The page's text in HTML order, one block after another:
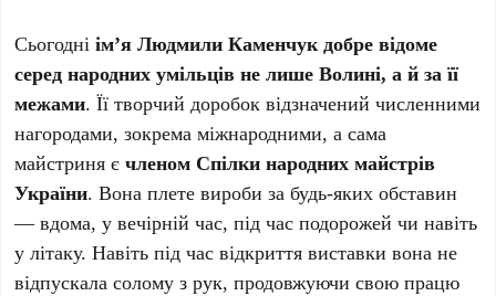
Сьогодніім’я Людмили Каменчук добре відоме
серед народних умільців не лише Волині, а й за її
межами. Її творчий доробок відзначений численними
нагородами, зокрема міжнародними, а сама
майстриня єчленом Спілки народних майстрів
України. Вона плете вироби за будь-яких обставин
— вдома, у вечірній час, під час подорожей чи навіть
у літаку. Навіть під час відкриття виставки вона не
відпускала солому з рук, продовжуючи свою працю